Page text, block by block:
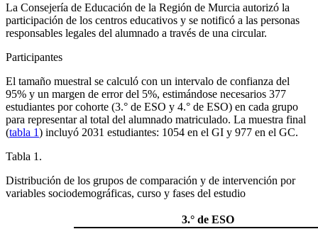
La Consejería de Educación de la Región de Murcia autorizó la
participación de los centros educativos y se notificó a las personas
responsables legales del alumnado a través de una circular.
Participantes
El tamaño muestral se calculó con un intervalo de confianza del
95% y un margen de error del 5%, estimándose necesarios 377
estudiantes por cohorte (3.° de ESO y 4.° de ESO) en cada grupo
para representar al total del alumnado matriculado. La muestra final
(tabla 1) incluyó 2031 estudiantes: 1054 en el GI y 977 en el GC.
Tabla 1.
Distribución de los grupos de comparación y de intervención por
variables sociodemográficas, curso y fases del estudio
3.° de ESO